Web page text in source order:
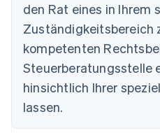
den Rat eines in Ihrem
Zuständigkeitsbereich
kompetenten
Steuerberatungsstelle
hinsichtlich Ihrer
lassen.
DeutschEnglish
Estland
English
Festlandchina
简体中文English
Finnland
Frankreich
FrançaisEnglish